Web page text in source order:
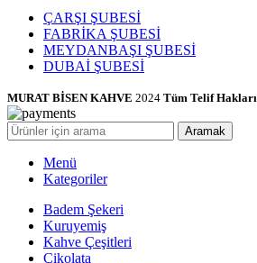
ÇARŞI ŞUBESİ
FABRİKA ŞUBESİ
MEYDANBAŞI ŞUBESİ
DUBAİ ŞUBESİ
MURAT BİSEN KAHVE 2024 Tüm Telif Hakları
Aramak
Menü
Kategoriler
Badem Şekeri
Kuruyemiş
Kahve Çeşitleri
Çikolata